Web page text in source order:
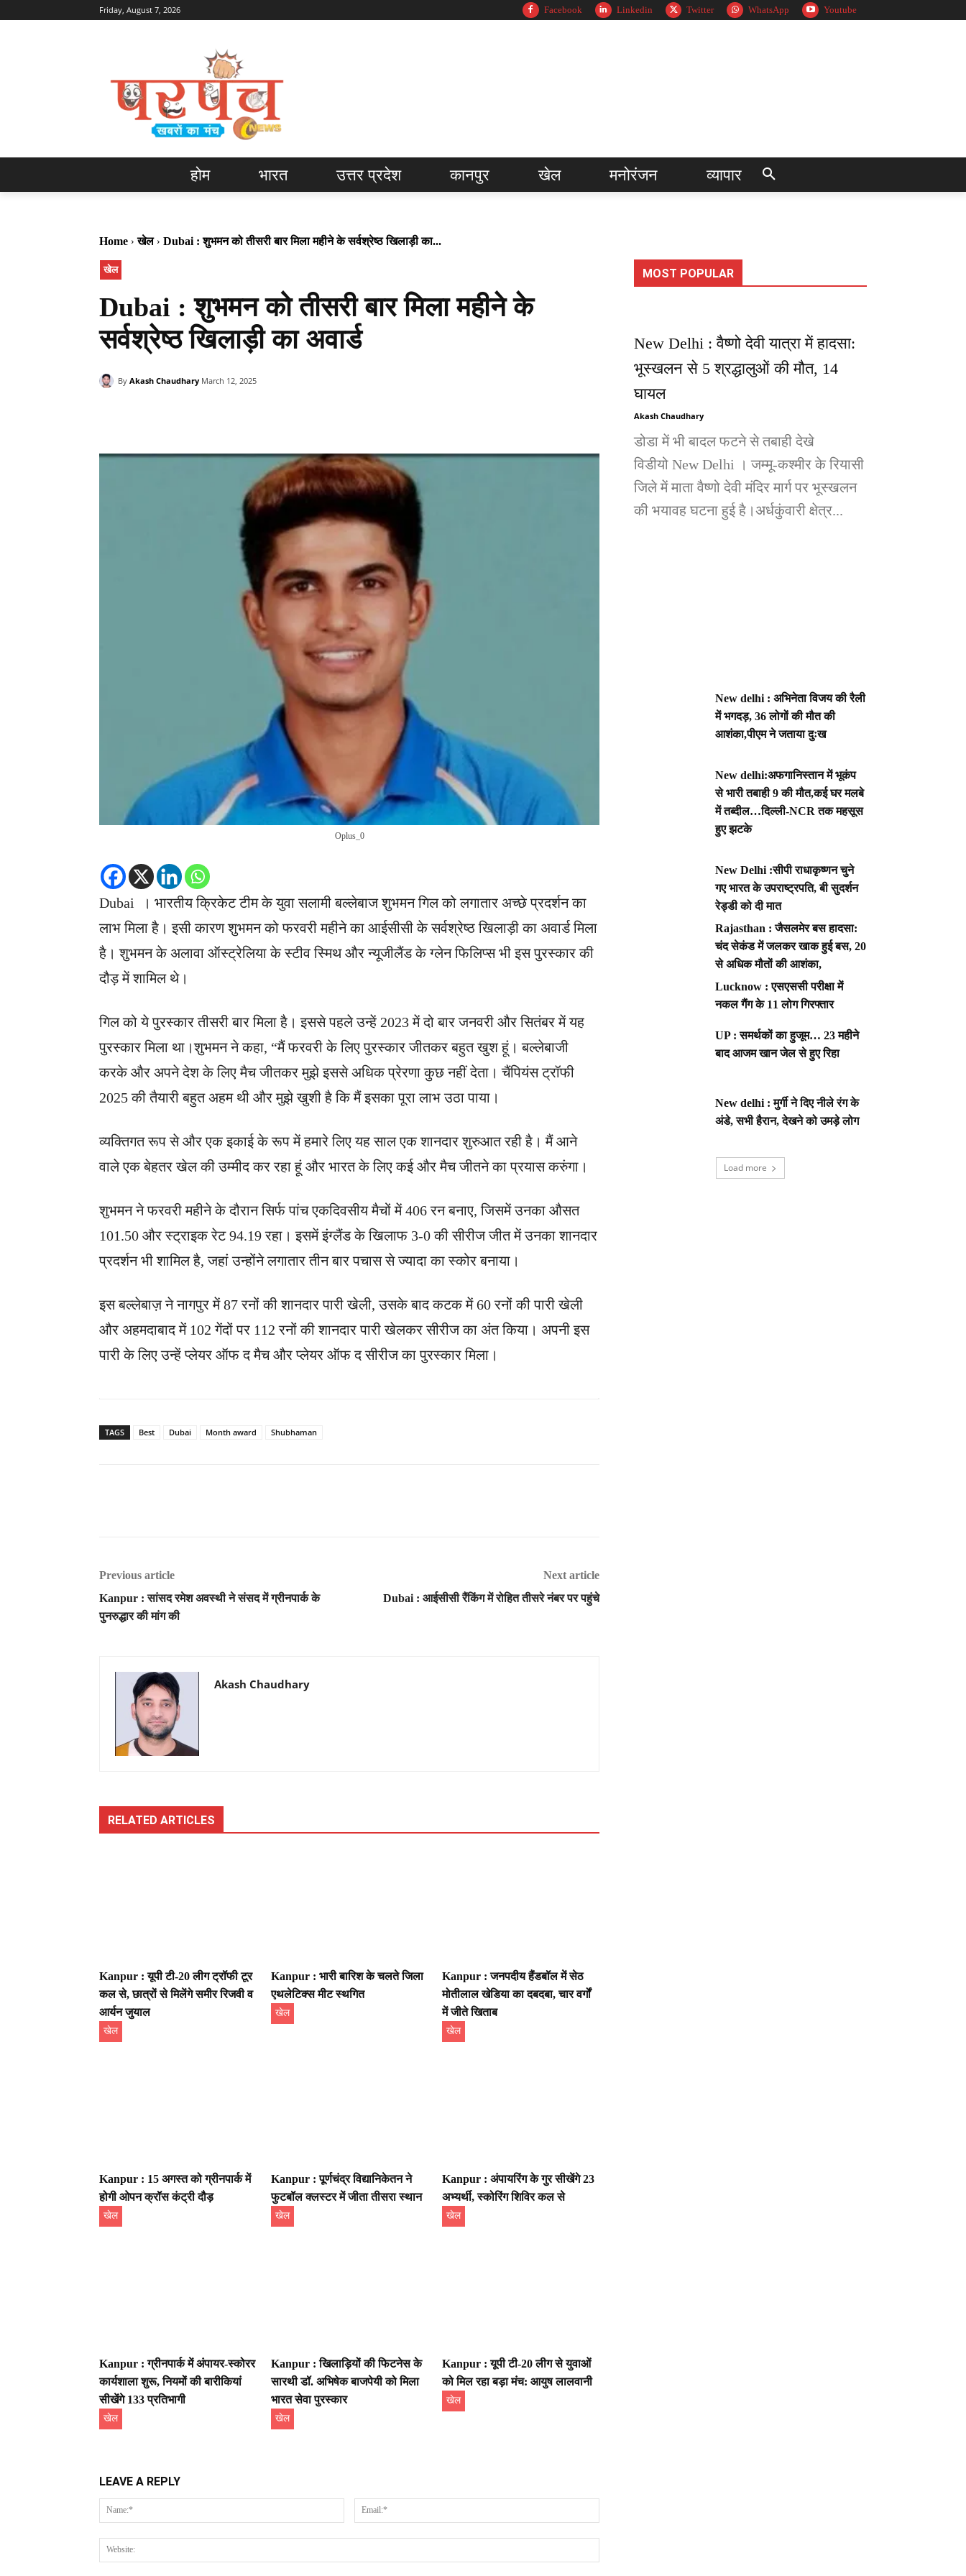
Friday, August 7, 2026 Facebook Linkedin Twitter WhatsApp Youtube
होम भारत उत्तर प्रदेश कानपुर खेल मनोरंजन व्यापार
Home खेल Dubai : शुभमन को तीसरी बार मिला महीने के सर्वश्रेष्ठ खिलाड़ी का...
खेल
Dubai : शुभमन को तीसरी बार मिला महीने के
सर्वश्रेष्ठ खिलाड़ी का अवार्ड
By Akash Chaudhary March 12, 2025
Oplus_0
Dubai । भारतीय क्रिकेट टीम के युवा सलामी बल्लेबाज शुभमन गिल को लगातार अच्छे प्रदर्शन का
लाभ मिला है। इसी कारण शुभमन को फरवरी महीने का आईसीसी के सर्वश्रेष्ठ खिलाड़ी का अवार्ड मिला
है। शुभमन के अलावा ऑस्ट्रेलिया के स्टीव स्मिथ और न्यूजीलैंड के ग्लेन फिलिप्स भी इस पुरस्कार की
दौड़ में शामिल थे।
गिल को ये पुरस्कार तीसरी बार मिला है। इससे पहले उन्हें 2023 में दो बार जनवरी और सितंबर में यह
पुरस्कार मिला था।शुभमन ने कहा, “मैं फरवरी के लिए पुरस्कार जीतकर बहुत खुश हूं। बल्लेबाजी
करके और अपने देश के लिए मैच जीतकर मुझे इससे अधिक प्रेरणा कुछ नहीं देता। चैंपियंस ट्रॉफी
2025 की तैयारी बहुत अहम थी और मुझे खुशी है कि मैं इसका पूरा लाभ उठा पाया।
व्यक्तिगत रूप से और एक इकाई के रूप में हमारे लिए यह साल एक शानदार शुरुआत रही है। मैं आने
वाले एक बेहतर खेल की उम्मीद कर रहा हूं और भारत के लिए कई और मैच जीतने का प्रयास करुंगा।
शुभमन ने फरवरी महीने के दौरान सिर्फ पांच एकदिवसीय मैचों में 406 रन बनाए, जिसमें उनका औसत
101.50 और स्ट्राइक रेट 94.19 रहा। इसमें इंग्लैंड के खिलाफ 3-0 की सीरीज जीत में उनका शानदार
प्रदर्शन भी शामिल है, जहां उन्होंने लगातार तीन बार पचास से ज्यादा का स्कोर बनाया।
इस बल्लेबाज़ ने नागपुर में 87 रनों की शानदार पारी खेली, उसके बाद कटक में 60 रनों की पारी खेली
और अहमदाबाद में 102 गेंदों पर 112 रनों की शानदार पारी खेलकर सीरीज का अंत किया। अपनी इस
पारी के लिए उन्हें प्लेयर ऑफ द मैच और प्लेयर ऑफ द सीरीज का पुरस्कार मिला।
TAGS Best Dubai Month award Shubhaman
Previous article
Kanpur : सांसद रमेश अवस्थी ने संसद में ग्रीनपार्क के
पुनरुद्धार की मांग की
Next article
Dubai : आईसीसी रैंकिंग में रोहित तीसरे नंबर पर पहुंचे
Akash Chaudhary
RELATED ARTICLES
Kanpur : यूपी टी-20 लीग ट्रॉफी टूर
कल से, छात्रों से मिलेंगे समीर रिजवी व
आर्यन जुयाल
खेल
Kanpur : भारी बारिश के चलते जिला
एथलेटिक्स मीट स्थगित
खेल
Kanpur : जनपदीय हैंडबॉल में सेठ
मोतीलाल खेडिया का दबदबा, चार वर्गों
में जीते खिताब
खेल
Kanpur : 15 अगस्त को ग्रीनपार्क में
होगी ओपन क्रॉस कंट्री दौड़
खेल
Kanpur : पूर्णचंद्र विद्यानिकेतन ने
फुटबॉल क्लस्टर में जीता तीसरा स्थान
खेल
Kanpur : अंपायरिंग के गुर सीखेंगे 23
अभ्यर्थी, स्कोरिंग शिविर कल से
खेल
Kanpur : ग्रीनपार्क में अंपायर-स्कोरर
कार्यशाला शुरू, नियमों की बारीकियां
सीखेंगे 133 प्रतिभागी
खेल
Kanpur : खिलाड़ियों की फिटनेस के
सारथी डॉ. अभिषेक बाजपेयी को मिला
भारत सेवा पुरस्कार
खेल
Kanpur : यूपी टी-20 लीग से युवाओं
को मिल रहा बड़ा मंच: आयुष लालवानी
खेल
LEAVE A REPLY
Name:*
MOST POPULAR
New Delhi : वैष्णो देवी यात्रा में हादसा:
भूस्खलन से 5 श्रद्धालुओं की मौत, 14
घायल
Akash Chaudhary
डोडा में भी बादल फटने से तबाही देखे
विडीयो New Delhi । जम्मू-कश्मीर के रियासी
जिले में माता वैष्णो देवी मंदिर मार्ग पर भूस्खलन
की भयावह घटना हुई है।अर्धकुंवारी क्षेत्र...
New delhi : अभिनेता विजय की रैली
में भगदड़, 36 लोगों की मौत की
आशंका,पीएम ने जताया दुःख
New delhi:अफगानिस्तान में भूकंप
से भारी तबाही 9 की मौत,कई घर मलबे
में तब्दील…दिल्ली-NCR तक महसूस
हुए झटके
New Delhi :सीपी राधाकृष्णन चुने
गए भारत के उपराष्ट्रपति, बी सुदर्शन
रेड्डी को दी मात
Rajasthan : जैसलमेर बस हादसा:
चंद सेकंड में जलकर खाक हुई बस, 20
से अधिक मौतों की आशंका,
Lucknow : एसएससी परीक्षा में
नकल गैंग के 11 लोग गिरफ्तार
UP : समर्थकों का हुजूम… 23 महीने
बाद आजम खान जेल से हुए रिहा
New delhi : मुर्गी ने दिए नीले रंग के
अंडे, सभी हैरान, देखने को उमड़े लोग
Load more